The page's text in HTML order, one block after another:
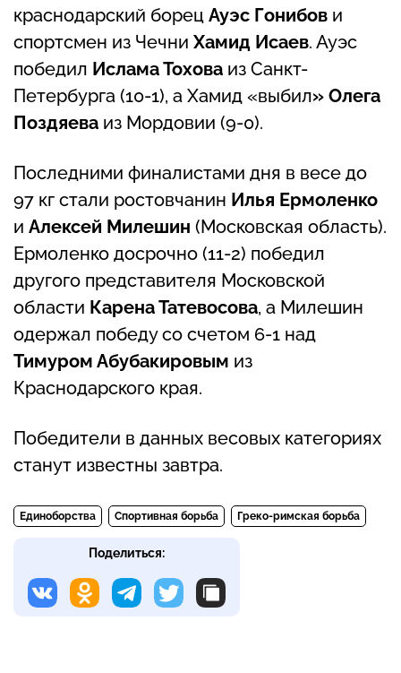
краснодарский борец Ауэс Гонибов и
спортсмен из Чечни Хамид Исаев. Ауэс
победил Ислама Тохова из Санкт-
Петербурга (10-1), а Хамид «выбил» Олега
Поздяева из Мордовии (9-0).
Последними финалистами дня в весе до
97 кг стали ростовчанин Илья Ермоленко
и Алексей Милешин (Московская область).
Ермоленко досрочно (11-2) победил
другого представителя Московской
области Карена Татевосова, а Милешин
одержал победу со счетом 6-1 над
Тимуром Абубакировым из
Краснодарского края.
Победители в данных весовых категориях
станут известны завтра.
Единоборства Спортивная борьба Греко-римская борьба
Поделиться: